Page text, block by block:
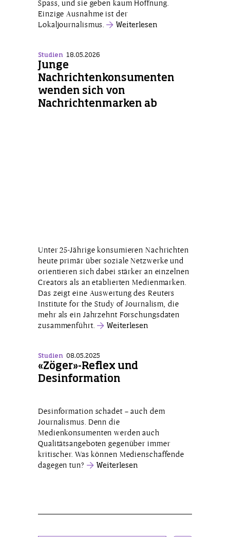
Spass, und sie geben kaum Hoffnung.
Einzige Ausnahme ist der
Lokaljournalismus.
Weiterlesen
Studien 18.05.2026
Junge
Nachrichtenkonsumenten
wenden sich von
Nachrichtenmarken ab
Unter 25-Jährige konsumieren Nachrichten
heute primär über soziale Netzwerke und
orientieren sich dabei stärker an einzelnen
Creators als an etablierten Medienmarken.
Das zeigt eine Auswertung des Reuters
Institute for the Study of Journalism, die
mehr als ein Jahrzehnt Forschungsdaten
zusammenführt.
Weiterlesen
Studien 08.05.2025
«Zöger»-Reflex und
Desinformation
Desinformation schadet – auch dem
Journalismus. Denn die
Medienkonsumenten werden auch
Qualitätsangeboten gegenüber immer
kritischer. Was können Medienschaffende
dagegen tun?
Weiterlesen